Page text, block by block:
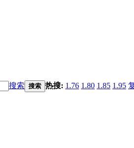
搜索 搜索 热搜: 1.76 1.80 1.85 1.95